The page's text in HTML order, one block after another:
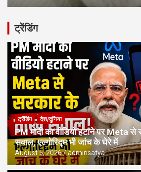
ट्रेंडिंग
ट्रेंडिंग देश/दुनिया
PM मोदी का वीडियो हटाने पर Meta
सवाल, एल्गोरिद्म भी जांच के घेरे में
August 5, 2026 adminsatya